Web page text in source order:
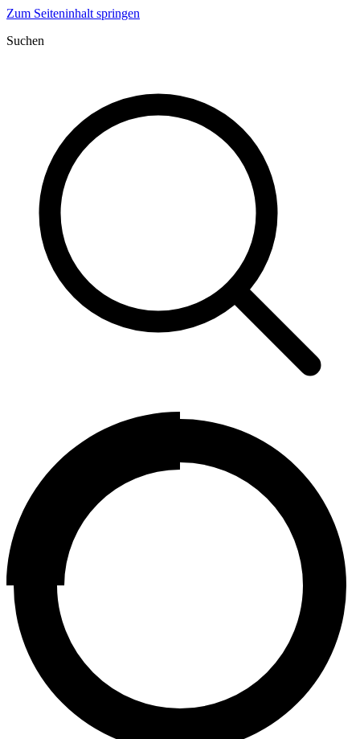
Zum Seiteninhalt springen
Suchen